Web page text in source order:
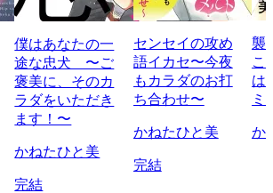
僕はあなたの一
途な忠犬 〜ご
褒美に、そのカ
ラダをいただき
ます！〜
かねたひと美
完結
センセイの攻め
語イカセ〜今夜
もカラダのお打
ち合わせ〜
かねたひと美
完結
襲
こ
は
ミ
か